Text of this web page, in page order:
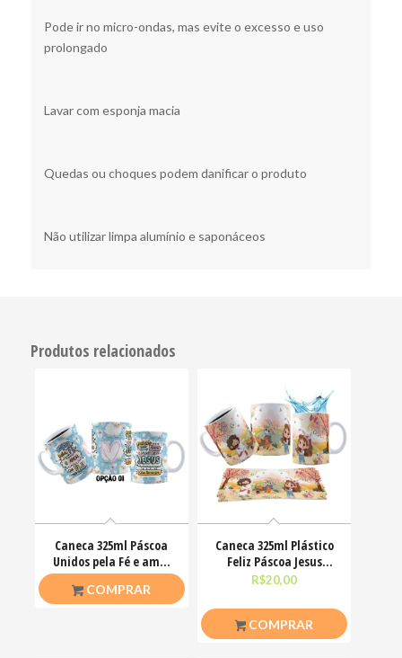
Pode ir no micro-ondas, mas evite o excesso e uso
prolongado
Lavar com esponja macia
Quedas ou choques podem danificar o produto
Não utilizar limpa alumínio e saponáceos
Produtos relacionados
Caneca 325ml Páscoa
Unidos pela Fé e amor
que ele nos ensinou
COMPRAR
Caneca 325ml Plástico
Feliz Páscoa Jesus
Cristo Coelhinhos
R$20,00
COMPRAR